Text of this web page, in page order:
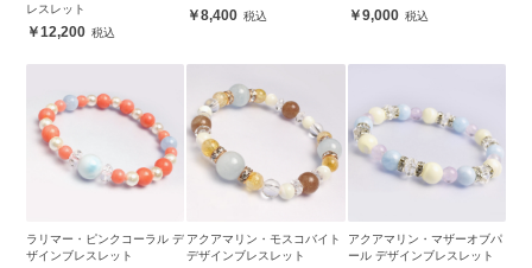
レスレット
12,200
8,400 9,000
ラリマー・ピンクコーラル デ
ザインブレスレット
アクアマリン・モスコバイト
デザインブレスレット
アクアマリン・マザーオブパ
ール デザインブレスレット